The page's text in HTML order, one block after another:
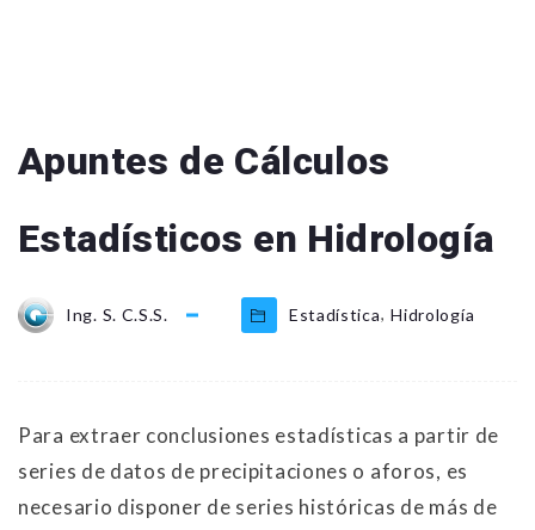
Apuntes de Cálculos
Estadísticos en Hidrología
Ing. S. C.S.S. Estadística, Hidrología
Para extraer conclusiones estadísticas a partir de
series de datos de precipitaciones o aforos, es
necesario disponer de series históricas de más de